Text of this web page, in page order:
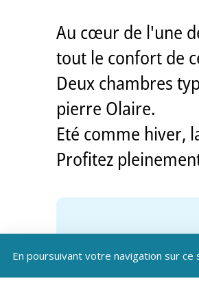
Au cœur de l'une
tout le confort de
Deux chambres
pierre Olaire.
Eté comme hiver,
Profitez
En poursuivant votre navigation sur